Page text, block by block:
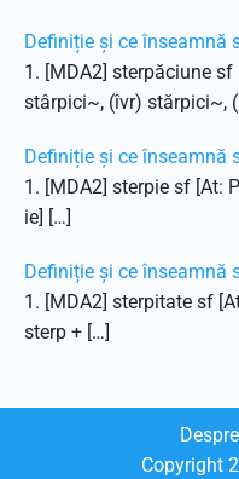
Definiție și ce înseamnă
1. [MDA2] sterpăciune sf
stârpici~, (îvr) stărpici~,
Definiție și ce înseamnă
1. [MDA2] sterpie sf [At:
ie] […]
Definiție și ce înseamnă
1. [MDA2] sterpitate sf
sterp + […]
Copyright